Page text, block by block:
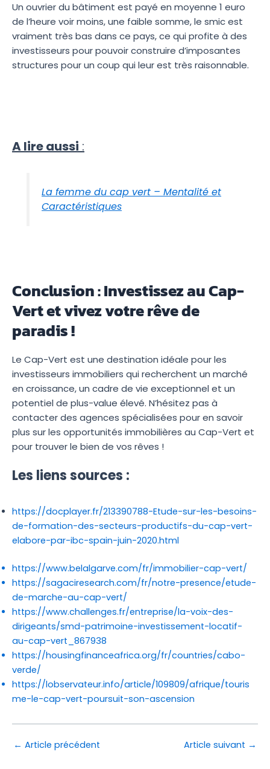
Un ouvrier du bâtiment est payé en moyenne 1 euro
de l’heure voir moins, une faible somme, le smic est
vraiment très bas dans ce pays, ce qui profite à des
investisseurs pour pouvoir construire d’imposantes
structures pour un coup qui leur est très raisonnable.
A lire aussi :
La femme du cap vert – Mentalité et
Caractéristiques
Conclusion : Investissez au Cap-
Vert et vivez votre rêve de
paradis !
Le Cap-Vert est une destination idéale pour les
investisseurs immobiliers qui recherchent un marché
en croissance, un cadre de vie exceptionnel et un
potentiel de plus-value élevé. N’hésitez pas à
contacter des agences spécialisées pour en savoir
plus sur les opportunités immobilières au Cap-Vert et
pour trouver le bien de vos rêves !
Les liens sources :
https://docplayer.fr/213390788-Etude-sur-les-besoins-
de-formation-des-secteurs-productifs-du-cap-vert-
elabore-par-ibc-spain-juin-2020.html
https://www.belalgarve.com/fr/immobilier-cap-vert/
https://sagaciresearch.com/fr/notre-presence/etude-
de-marche-au-cap-vert/
https://www.challenges.fr/entreprise/la-voix-des-
dirigeants/smd-patrimoine-investissement-locatif-
au-cap-vert_867938
https://housingfinanceafrica.org/fr/countries/cabo-
verde/
https://lobservateur.info/article/109809/afrique/touris
me-le-cap-vert-poursuit-son-ascension
← Article précédent Article suivant →